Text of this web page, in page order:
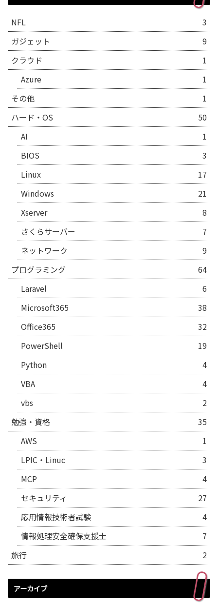
NFL
3
ガジェット
9
クラウド
1
Azure
1
その他
1
ハード・OS
50
AI
1
BIOS
3
Linux
17
Windows
21
Xserver
8
さくらサーバー
7
ネットワーク
9
プログラミング
64
Laravel
6
Microsoft365
38
Office365
32
PowerShell
19
Python
4
VBA
4
vbs
2
勉強・資格
35
AWS
1
LPIC・Linuc
3
MCP
4
セキュリティ
27
応用情報技術者試験
4
情報処理安全確保支援士
7
旅行
2
アーカイブ